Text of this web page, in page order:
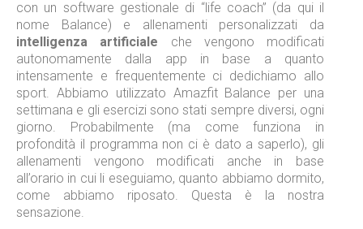
con un software gestionale di “life coach” (da qui il
nome Balance) e allenamenti personalizzati da
intelligenza artificiale che vengono modificati
autonomamente dalla app in base a quanto
intensamente e frequentemente ci dedichiamo allo
sport. Abbiamo utilizzato Amazfit Balance per una
settimana e gli esercizi sono stati sempre diversi, ogni
giorno. Probabilmente (ma come funziona in
profondità il programma non ci è dato a saperlo), gli
allenamenti vengono modificati anche in base
all’orario in cui li eseguiamo, quanto abbiamo dormito,
come abbiamo riposato. Questa è la nostra
sensazione.